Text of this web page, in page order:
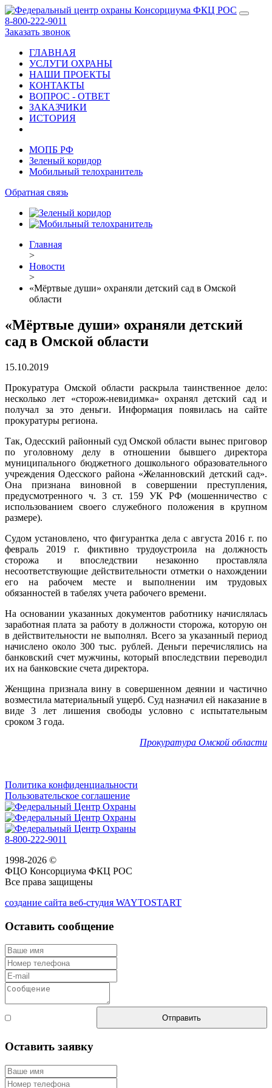
8-800-222-9011
Заказать звонок
ГЛАВНАЯ
УСЛУГИ ОХРАНЫ
НАШИ ПРОЕКТЫ
КОНТАКТЫ
ВОПРОС - ОТВЕТ
ЗАКАЗЧИКИ
ИСТОРИЯ
МОПБ РФ
Зеленый коридор
Мобильный телохранитель
Обратная связь
Главная
>
Новости
>
«Мёртвые души» охраняли детский сад в Омской
области
«Мёртвые души» охраняли детский
сад в Омской области
15.10.2019
Прокуратура Омской области раскрыла таинственное дело:
несколько лет «сторож-невидимка» охранял детский сад и
получал за это деньги. Информация появилась на сайте
прокуратуры региона.
Так, Одесский районный суд Омской области вынес приговор
по уголовному делу в отношении бывшего директора
муниципального бюджетного дошкольного образовательного
учреждения Одесского района «Желанновский детский сад».
Она признана виновной в совершении преступления,
предусмотренного ч. 3 ст. 159 УК РФ (мошенничество с
использованием своего служебного положения в крупном
размере).
Судом установлено, что фигурантка дела с августа 2016 г. по
февраль 2019 г. фиктивно трудоустроила на должность
сторожа и впоследствии незаконно проставляла
несоответствующие действительности отметки о нахождении
его на рабочем месте и выполнении им трудовых
обязанностей в табелях учета рабочего времени.
На основании указанных документов работнику начислялась
заработная плата за работу в должности сторожа, которую он
в действительности не выполнял. Всего за указанный период
начислено около 300 тыс. рублей. Деньги перечислялись на
банковский счет мужчины, который впоследствии переводил
их на банковские счета директора.
Женщина признала вину в совершенном деянии и частично
возместила материальный ущерб. Суд назначил ей наказание в
виде 3 лет лишения свободы условно с испытательным
сроком 3 года.
Прокуратура Омской области
Политика конфиденциальности
Пользовательское соглашение
8-800-222-9011
1998-2026 ©
ФЦО Консорциума ФКЦ РОС
Все права защищены
создание сайта веб-студия WAYTOSTART
Оставить сообщение
Отправить
Оставить заявку